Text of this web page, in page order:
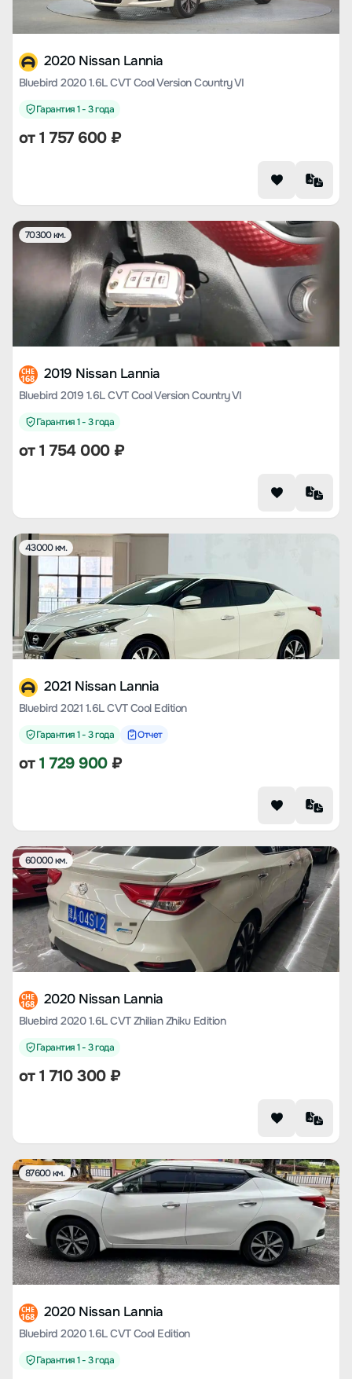
2020 Nissan Lannia
Bluebird 2020 1.6L CVT Cool Version Country VI
Гарантия 1 - 3 года
от1 757 600₽
70300 км.
CHE
168 2019 Nissan Lannia
Bluebird 2019 1.6L CVT Cool Version Country VI
Гарантия 1 - 3 года
от1 754 000₽
43000 км.
2021 Nissan Lannia
Bluebird 2021 1.6L CVT Cool Edition
Гарантия 1 - 3 года Отчет
от1 729 900₽
60000 км.
CHE
168 2020 Nissan Lannia
Bluebird 2020 1.6L CVT Zhilian Zhiku Edition
Гарантия 1 - 3 года
от1 710 300₽
87600 км.
CHE
168 2020 Nissan Lannia
Bluebird 2020 1.6L CVT Cool Edition
Гарантия 1 - 3 года